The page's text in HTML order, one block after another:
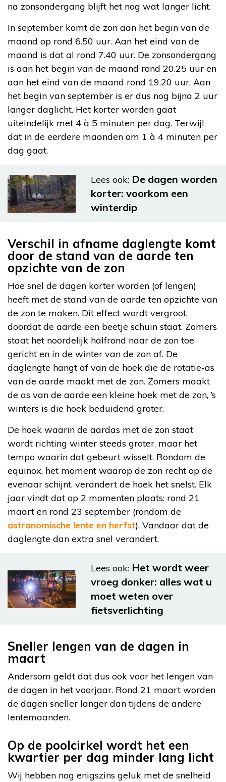
na zonsondergang blijft het nog wat langer licht.
In september komt de zon aan het begin van de
maand op rond 6.50 uur. Aan het eind van de
maand is dat al rond 7.40 uur. De zonsondergang
is aan het begin van de maand rond 20.25 uur en
aan het eind van de maand rond 19.20 uur. Aan
het begin van september is er dus nog bijna 2 uur
langer daglicht. Het korter worden gaat
uiteindelijk met 4 à 5 minuten per dag. Terwijl
dat in de eerdere maanden om 1 à 4 minuten per
dag gaat.
Lees ook: De dagen worden
korter: voorkom een
winterdip
Verschil in afname daglengte komt
door de stand van de aarde ten
opzichte van de zon
Hoe snel de dagen korter worden (of lengen)
heeft met de stand van de aarde ten opzichte van
de zon te maken. Dit effect wordt vergroot,
doordat de aarde een beetje schuin staat. Zomers
staat het noordelijk halfrond naar de zon toe
gericht en in de winter van de zon af. De
daglengte hangt af van de hoek die de rotatie-as
van de aarde maakt met de zon. Zomers maakt
de as van de aarde een kleine hoek met de zon, ’s
winters is die hoek beduidend groter.
De hoek waarin de aardas met de zon staat
wordt richting winter steeds groter, maar het
tempo waarin dat gebeurt wisselt. Rondom de
equinox, het moment waarop de zon recht op de
evenaar schijnt, verandert de hoek het snelst. Elk
jaar vindt dat op 2 momenten plaats: rond 21
maart en rond 23 september (rondom de
astronomische lente en herfst). Vandaar dat de
daglengte dan extra snel verandert.
Lees ook: Het wordt weer
vroeg donker: alles wat u
moet weten over
fietsverlichting
Sneller lengen van de dagen in
maart
Andersom geldt dat dus ook voor het lengen van
de dagen in het voorjaar. Rond 21 maart worden
de dagen sneller langer dan tijdens de andere
lentemaanden.
Op de poolcirkel wordt het een
kwartier per dag minder lang licht
Wij hebben nog enigszins geluk met de snelheid